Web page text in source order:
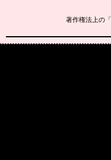
著作権法上の